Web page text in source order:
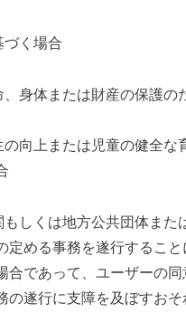
づく場合
、身体または財産の保護の
の向上または児童の健全な
もしくは地方公共団体また
定める事務を遂行するこ
合であって、ユーザーの同
の遂行に支障を及ぼすお